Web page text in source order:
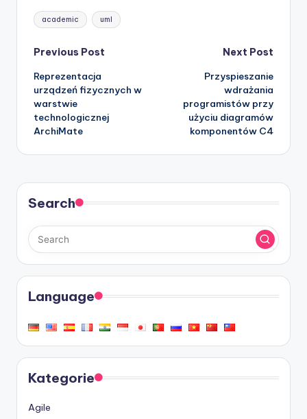
Tags:
academic uml
Post
navigation
Previous Post
Reprezentacja
urządzeń fizycznych w
warstwie
technologicznej
ArchiMate
Next Post
Przyspieszanie
wdrażania
programistów przy
użyciu diagramów
komponentów C4
Search
Language
Kategorie
Agile